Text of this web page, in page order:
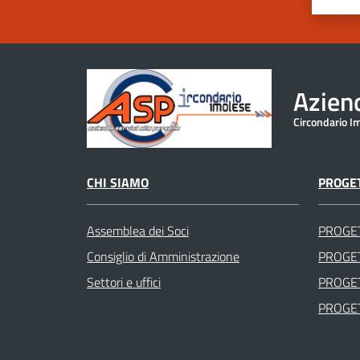
Circondario
CHI SIAMO
Assemblea dei Soci
Consiglio di Amministrazione
Settori e uffici